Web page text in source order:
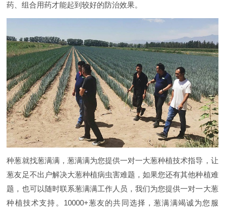
药、组合用药才能起到较好的防治效果。
种葱就找葱满满，葱满满为您提供一对一大葱种植技术指导，让
葱友足不出户解决大葱种植病虫害难题，如果您还有其他种植难
题，也可以随时联系葱满满工作人员，我们为您提供一对一大葱
种植技术支持。10000+葱友的共同选择，葱满满竭诚为您服